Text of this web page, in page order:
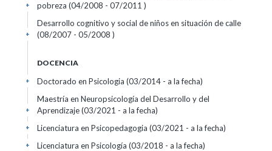
pobreza (04/2008 - 07/2011 )
+
Desarrollo cognitivo y social de niños en situación de calle
(08/2007 - 05/2008 )
+
DOCENCIA
Doctorado en Psicologia (03/2014 - a la fecha)
+
Maestría en Neuropsicología del Desarrollo y del
Aprendizaje (03/2021 - a la fecha)
+
Licenciatura en Psicopedagogia (03/2021 - a la fecha)
+
Licenciatura en Psicología (03/2018 - a la fecha)
+